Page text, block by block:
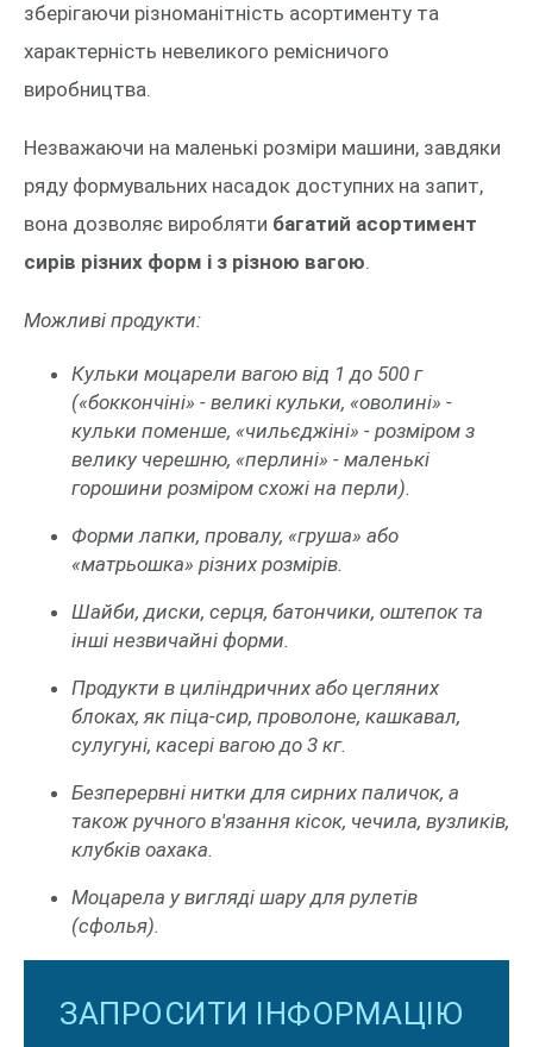
зберігаючи різноманітність асортименту та
характерність невеликого ремісничого
виробництва.
Незважаючи на маленькі розміри машини, завдяки
ряду формувальних насадок доступних на запит,
вона дозволяє виробляти багатий асортимент
сирів різних форм і з різною вагою.
Можливі продукти:
Кульки моцарели вагою від 1 до 500 г
(«боккончіні» - великі кульки, «оволині» -
кульки поменше, «чильєджіні» - розміром з
велику черешню, «перлині» - маленькі
горошини розміром схожі на перли).
Форми лапки, провалу, «груша» або
«матрьошка» різних розмірів.
Шайби, диски, серця, батончики, оштепок та
інші незвичайні форми.
Продукти в циліндричних або цегляних
блоках, як піца-сир, проволоне, кашкавал,
сулугуні, касері вагою до 3 кг.
Безперервні нитки для сирних паличок, а
також ручного в'язання кісок, чечила, вузликів,
клубків оахака.
Моцарела у вигляді шару для рулетів
(сфолья).
ЗАПРОСИТИ ІНФОРМАЦІЮ